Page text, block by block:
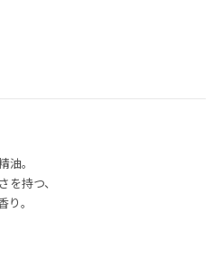
。
持つ、
。